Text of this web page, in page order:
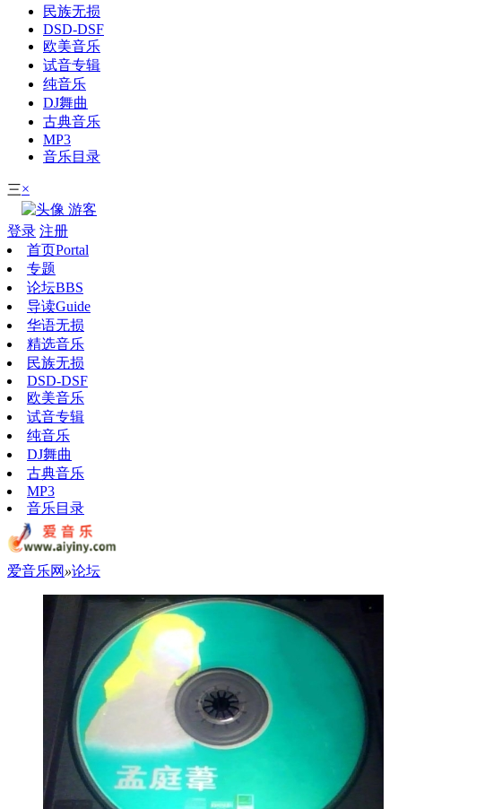
民族无损
DSD-DSF
欧美音乐
试音专辑
纯音乐
DJ舞曲
古典音乐
MP3
音乐目录
三×
游客
登录 注册
首页Portal
专题
论坛BBS
导读Guide
华语无损
精选音乐
民族无损
DSD-DSF
欧美音乐
试音专辑
纯音乐
DJ舞曲
古典音乐
MP3
音乐目录
爱音乐网 »论坛